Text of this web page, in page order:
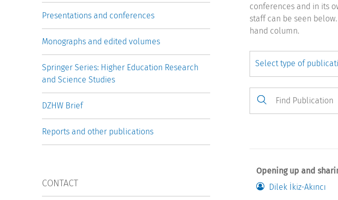
conferences and in its
staff can be seen
hand column.
Opening up and
Dilek İkiz-Akıncı
Presentations and conferences
Monographs and edited volumes
Springer Series: Higher Education Research
and Science Studies
DZHW Brief
Reports and other publications
CONTACT